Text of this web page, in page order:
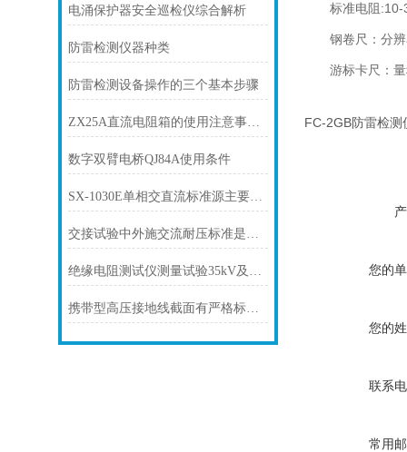
电涌保护器安全巡检仪综合解析
防雷检测仪器种类
防雷检测设备操作的三个基本步骤
ZX25A直流电阻箱的使用注意事项有哪些
数字双臂电桥QJ84A使用条件
SX-1030E单相交直流标准源主要功能
交接试验中外施交流耐压标准是多少
绝缘电阻测试仪测量试验35kV及以上电容式套管规程
携带型高压接地线截面有严格标准和要求
标准电阻:10-
钢卷尺：分辨
游标卡尺：量
FC-2GB防雷检测
您的
您的
联系
常用